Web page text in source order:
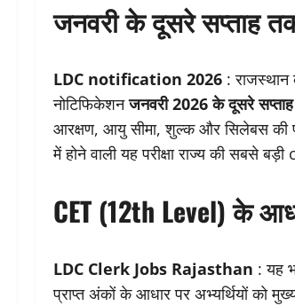
जनवरी के दूसरे सप्ताह
LDC notification 2026 : राजस्थान
नोटिफिकेशनजनवरी 2026 के दूसरे सप्ताह
आरक्षण, आयु सीमा, शुल्क और सिलेबस की
में होने वाली यह परीक्षा राज्य की सबसे
CET (12th Level) के
LDC Clerk Jobs Rajasthan : यह
प्राप्त अंकों के आधार पर अभ्यर्थियों को